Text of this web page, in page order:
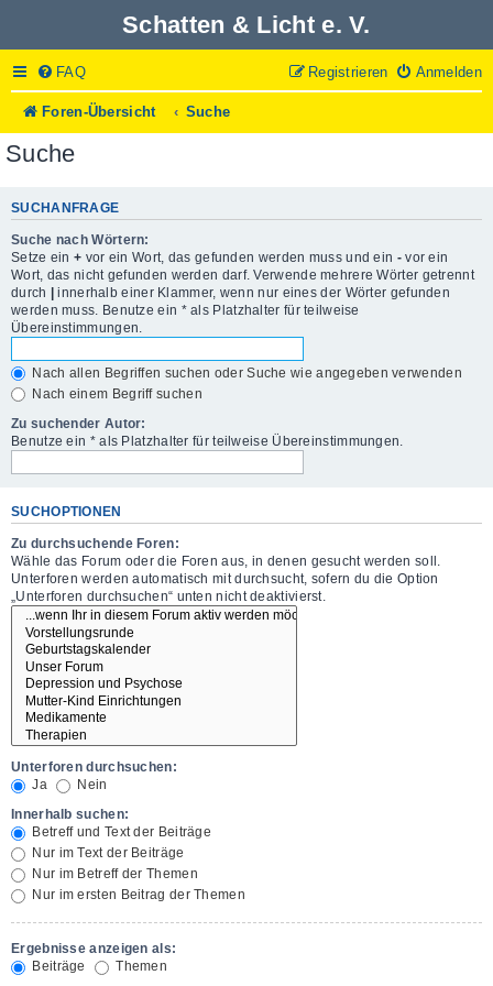
Schatten & Licht e. V.
FAQ Anmelden
Registrieren
Foren-Übersicht Suche
Suche
SUCHANFRAGE
Suche nach Wörtern:
Setze ein + vor ein Wort, das gefunden werden muss und ein -vor ein
Wort, das nicht gefunden werden darf. Verwende mehrere Wörter getrennt
durch | innerhalb einer Klammer, wenn nur eines der Wörter gefunden
werden muss. Benutze ein * als Platzhalter für teilweise
Übereinstimmungen.
Nach allen Begriffen suchen oder Suche wie angegeben verwenden
Nach einem Begriff suchen
Zu suchender Autor:
Benutze ein * als Platzhalter für teilweise Übereinstimmungen.
SUCHOPTIONEN
Zu durchsuchende Foren:
Wähle das Forum oder die Foren aus, in denen gesucht werden soll.
Unterforen werden automatisch mit durchsucht, sofern du die Option
„Unterforen durchsuchen“ unten nicht deaktivierst.
Unterforen durchsuchen:
Ja
Nein
Innerhalb suchen:
Betreff und Text der Beiträge
Nur im Text der Beiträge
Nur im Betreff der Themen
Nur im ersten Beitrag der Themen
Ergebnisse anzeigen als:
Beiträge
Themen